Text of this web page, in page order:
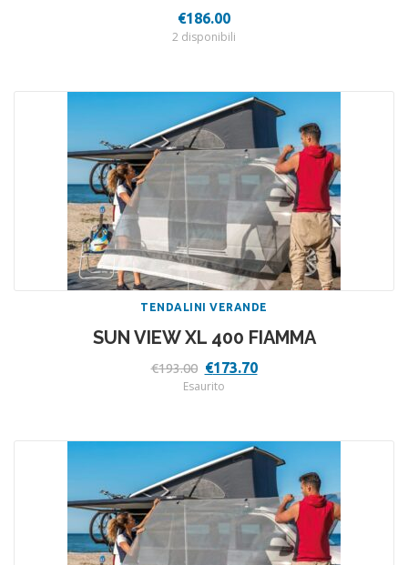
€186.00
2 disponibili
TENDALINI VERANDE
SUN VIEW XL 400 FIAMMA
€193.00 Il
prezzo
originale
€173.70Il
Esaurito